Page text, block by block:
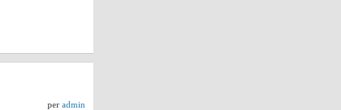
per admin